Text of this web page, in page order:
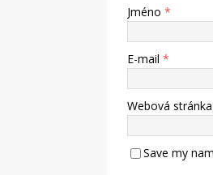
Jméno *
E-mail *
Webová stránka
Save my